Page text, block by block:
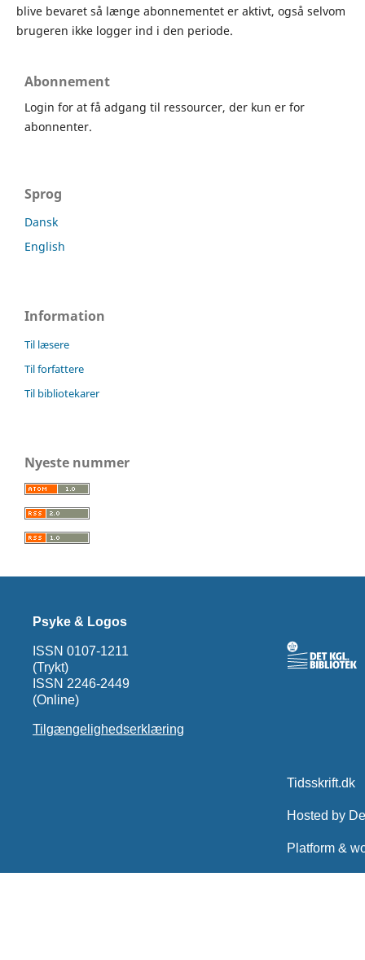
blive bevaret så længe abonnementet er aktivt, også selvom
brugeren ikke logger ind i den periode.
Abonnement
Login for at få adgang til ressourcer, der kun er for
abonnenter.
Sprog
Dansk
English
Information
Til læsere
Til forfattere
Til bibliotekarer
Nyeste nummer
Psyke & Logos
ISSN 0107-1211
(Trykt)
ISSN 2246-2449
(Online)
Tilgængelighedserklæring